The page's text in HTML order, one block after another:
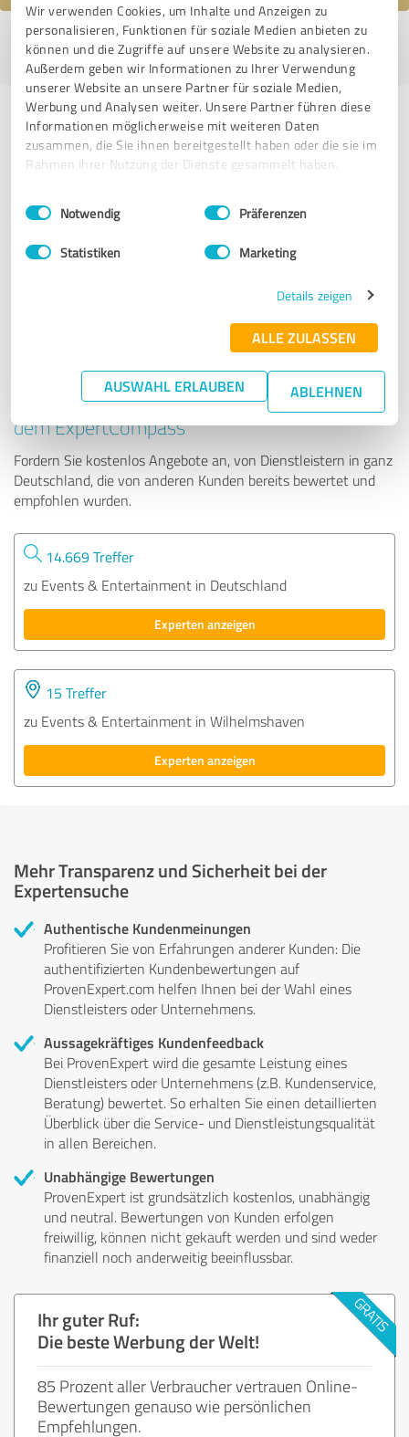
Wir verwenden Cookies, um Inhalte und Anzeigen zu
personalisieren, Funktionen für soziale Medien anbieten zu
können und die Zugriffe auf unsere Website zu analysieren.
Außerdem geben wir Informationen zu Ihrer Verwendung
unserer Website an unsere Partner für soziale Medien,
Werbung und Analysen weiter. Unsere Partner führen diese
Informationen möglicherweise mit weiteren Daten
zusammen, die Sie ihnen bereitgestellt haben oder die sie im
Rahmen Ihrer Nutzung der Dienste gesammelt haben.
Impressum Datenschutzbestimmungen
Einwilligungsauswahl
Notwendig Präferenzen
Statistiken Marketing
Details zeigen
ALLE ZULASSEN
AUSWAHL ERLAUBEN ABLEHNEN
Profil aktiv seit 20.10.2019 | Letzte Aktualisierung: 15.07.2025
melden
Erfahrungen zu weiteren
Anbietern aus dem Bereich Events
& Entertainment
bpr Eventschmiede
Tipp: Die passenden Experten finden - mit
dem ExpertCompass
Fordern Sie kostenlos Angebote an, von Dienstleistern in ganz
Deutschland, die von anderen Kunden bereits bewertet und
empfohlen wurden.
14.669 Treffer
zu Events & Entertainment in Deutschland
Experten anzeigen
15 Treffer
zu Events & Entertainment in Wilhelmshaven
Experten anzeigen
Mehr Transparenz und Sicherheit bei der
Expertensuche
Authentische Kundenmeinungen
Profitieren Sie von Erfahrungen anderer Kunden: Die
authentifizierten Kundenbewertungen auf
ProvenExpert.com helfen Ihnen bei der Wahl eines
Dienstleisters oder Unternehmens.
Aussagekräftiges Kundenfeedback
Bei ProvenExpert wird die gesamte Leistung eines
Dienstleisters oder Unternehmens (z.B. Kundenservice,
Beratung) bewertet. So erhalten Sie einen detaillierten
Überblick über die Service- und Dienstleistungsqualität
in allen Bereichen.
Unabhängige Bewertungen
ProvenExpert ist grundsätzlich kostenlos, unabhängig
und neutral. Bewertungen von Kunden erfolgen
freiwillig, können nicht gekauft werden und sind weder
finanziell noch anderweitig beeinflussbar.
Ihr guter Ruf:
Die beste Werbung der Welt!
85 Prozent aller Verbraucher vertrauen Online-
Bewertungen genauso wie persönlichen
Empfehlungen.